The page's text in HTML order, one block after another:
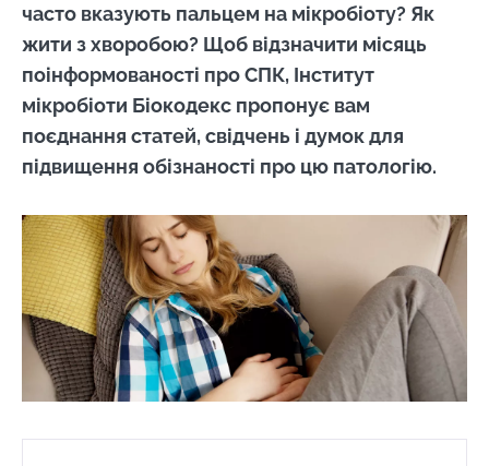
часто вказують пальцем на мікробіоту? Як
жити з хворобою? Щоб відзначити місяць
поінформованості про СПК, Інститут
мікробіоти Біокодекс пропонує вам
поєднання статей, свідчень і думок для
підвищення обізнаності про цю патологію.